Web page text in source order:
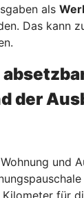
als
Das kann
der
und
für